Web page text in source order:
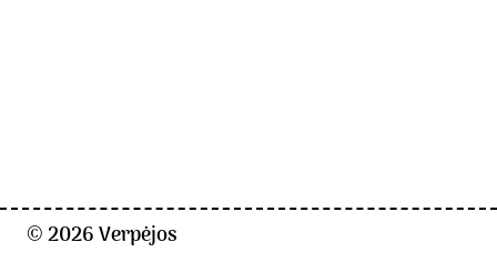
© 2026Verpėjos